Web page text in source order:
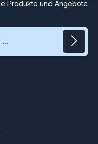
Produkte und Angebote